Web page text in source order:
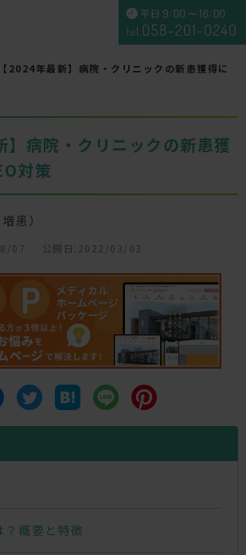
【2024年最新】病院・クリニックの新患獲得に
】病院・クリニックの新患獲
対策
患）
07 公開日:2022/03/03
？概要と特徴